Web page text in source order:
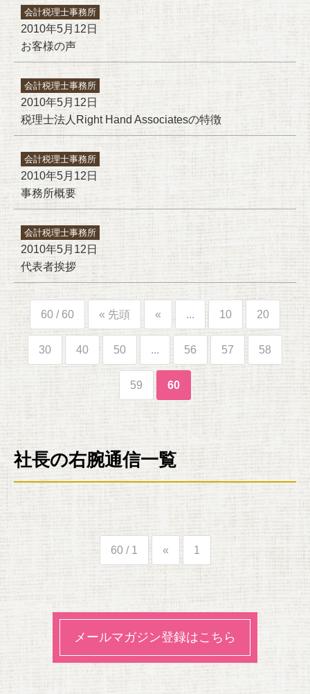
会計税理士事務所
2010年5月12日
お客様の声
会計税理士事務所
2010年5月12日
税理士法人Right Hand Associatesの特徴
会計税理士事務所
2010年5月12日
事務所概要
会計税理士事務所
2010年5月12日
代表者挨拶
60 / 60 « 先頭 « ... 10 20
30 40 50 ... 56 57 58
59 60
社長の右腕通信一覧
60 / 1 « 1
メールマガジン登録はこちら